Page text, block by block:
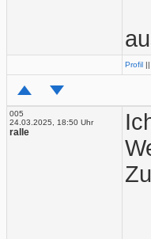
Profil ||
005
24.03.2025, 18:50 Uhr
ralle